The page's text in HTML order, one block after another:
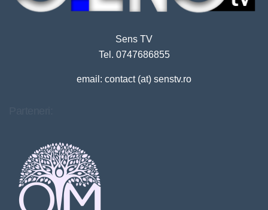
Sens TV
Tel. 0747686855
email: contact (at) senstv.ro